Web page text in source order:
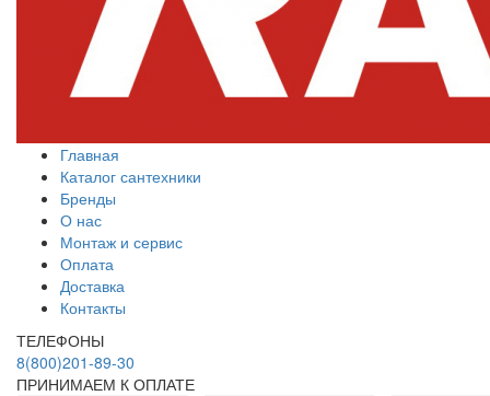
Главная
Каталог сантехники
Бренды
О нас
Монтаж и сервис
Оплата
Доставка
Контакты
ТЕЛЕФОНЫ
8(800)201-89-30
ПРИНИМАЕМ К ОПЛАТЕ